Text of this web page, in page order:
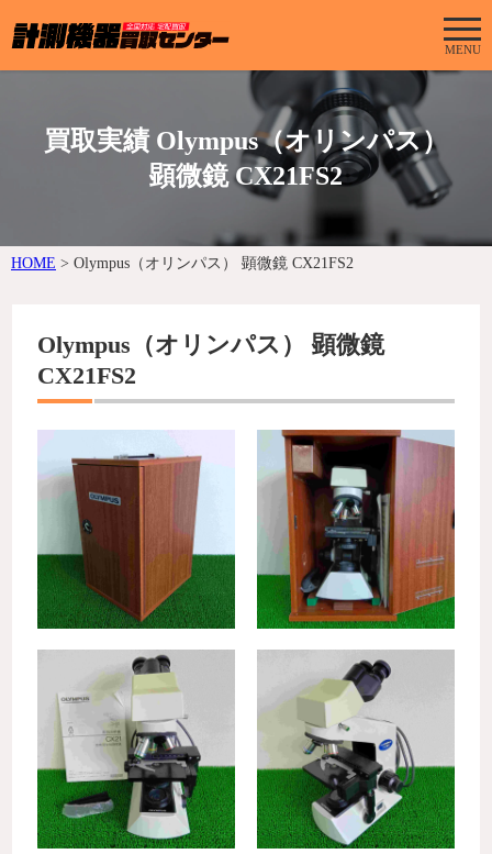
MENU
買取実績 Olympus（オリンパス）
顕微鏡 CX21FS2
HOME > Olympus（オリンパス） 顕微鏡 CX21FS2
Olympus（オリンパス） 顕微鏡
CX21FS2